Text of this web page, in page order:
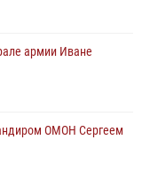
армии Иване
ОМОН Сергеем